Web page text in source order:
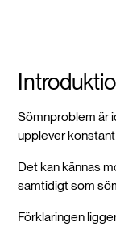
Sömnproblem är
upplever
Det kan kännas
samtidigt som
Förklaringen